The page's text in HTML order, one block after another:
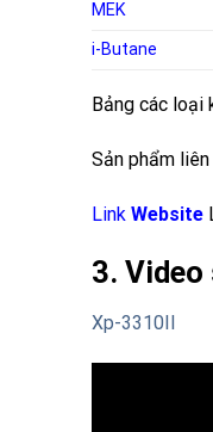
MEK
i-Butane
Bảng các loại
Sản phẩm liên
Link Website
3. Video
Xp-3310II